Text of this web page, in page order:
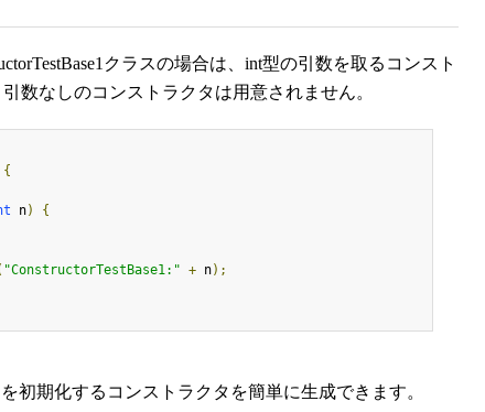
クラスの場合は、int型の引数を取るコンスト
数なしのコンストラクタは用意されません。
{
n)
{
"ConstructorTestBase1:" + n);
初期化するコンストラクタを簡単に生成できます。